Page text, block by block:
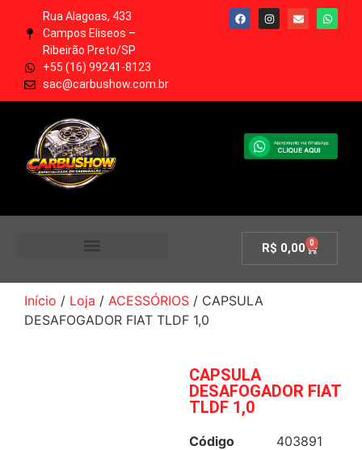
Rua Alagoas, 433
Campos Eliseos –
Ribeirão Preto/SP
+55 (16) 99241-8123
sac@carbushow.com.br
R$ 0,00 0
Início / Loja / ACESSÓRIOS / CAPSULA
DESAFOGADOR FIAT TLDF 1,0
CAPSULA
DESAFOGADOR FIAT
TLDF 1,0
Código
403891